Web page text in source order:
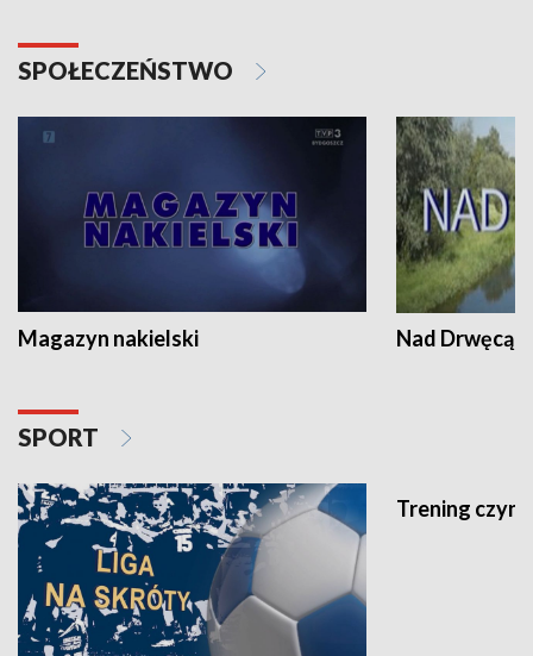
SPOŁECZEŃSTWO
Magazyn nakielski Nad Drwęcą
SPORT
Trening czyni